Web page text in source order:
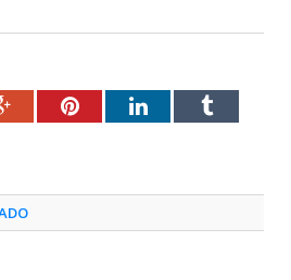
Google+PinterestLinkedInTumblr